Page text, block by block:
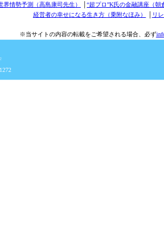
情勢予測（高島康司先生）
“超プロ”K氏の金融講座（朝
経営者の幸せになる生き方（乗附なほみ）
リ
※当サイトの内容の転載をご希望される場合、必ず